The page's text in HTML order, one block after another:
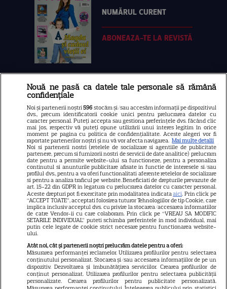
NUMĂRUL CURENT
ABONEAZA-TE LA REVISTĂ
Libertatea
Libertatea pentru femei
GSP
Știri mondene
Avantaje
Elle
Unica
Retete practice
URMĂREȘTE-NE PE
Copyright2026Ringier Romania – Toate Drepturile rezervate
Nouă ne pasă ca datele tale personale să rămână
confidențiale
Noi și partenerii noștri596 stocăm și/sau accesăm informații pe dispozitivul
dvs., precum identificatorii cookie unici pentru prelucrarea datelor cu
caracter personal. Puteți accepta sau gestiona preferințele dvs. făcând clic
mai jos, respectiv vă puteți opune utilizării unui interes legitim în orice
moment pe pagina cu politica de confidențialitate. Aceste alegeri vor fi
raportate partenerilor noștri și nu vă vor afecta navigarea. Mai multe detalii
Noi si partenerii nostri (retelele de socializare si agentiile de publicitate
partenere, precum si furnizorii nostri de servicii de date analitice) prelucram
date pentru a permite website-ului sa functioneze, pentru a personaliza
continutul si anunturile publicitare afisate in functie de interesele si/sau
profilul dvs., pentru a va oferi functionalitati aferente retelelor de socializare
si pentru a analiza traficul pe website. Beneficiati de drepturile prevazute de
art. 15-22 din GDPR in legatura cu prelucrarea datelor cu caracter personal.
Aceste drepturi pot fi exercitate prin modalitatea indicataaici. Prin click pe
“ACCEPT TOATE”, acceptati folosirea tuturor Tehnologiilor de tip Cookie, care
implica inclusiv acceptul dvs. cu privire la stocarea/accesarea informatiilor
de catre Vendor-ii cu care colaboram. Prin click pe “VREAU SA MODIFIC
SETARILE INDIVIDUAL” puteti schimba preferintele in mod individual, mai
putin cele legate de cookie strict necesare pentru functionarea website-
ului.
Atât noi, cât și partenerii noștri prelucrăm datele pentru a oferi:
Măsurarea performanței reclamelor. Utilizarea profilurilor pentru selectarea
conținutului personalizat. Stocarea și/sau accesarea informațiilor de pe un
dispozitiv. Dezvoltarea și îmbunătățirea serviciilor. Crearea profilurilor de
conținut personalizat. Utilizarea profilurilor pentru selectarea publicității
personalizate. Crearea profilurilor pentru publicitate personalizată.